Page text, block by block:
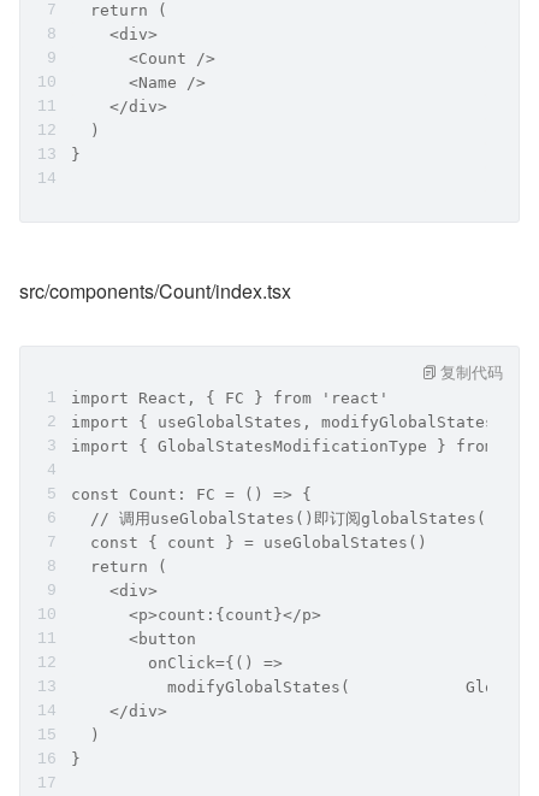
  return (
    <div>
      <Count />
      <Name />
    </div>
  )
}
src/components/Count/index.tsx
import React, { FC } from 'react'
import { useGlobalStates, modifyGlobalStates }
import { GlobalStatesModificationType } from
const Count: FC = () => {
  // 调用useGlobalStates()即订阅globalStates()
  const { count } = useGlobalStates()
  return (
    <div>
      <p>count:{count}</p>
      <button
        onClick={() =>
modifyGlobalStates(
    </div>
  )
}
复制代码